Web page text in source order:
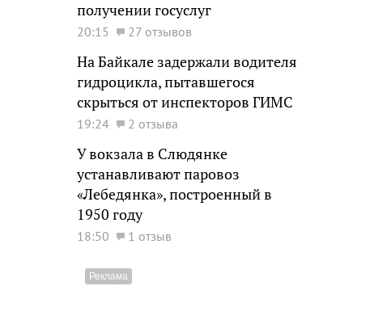
получении госуслуг
20:15 27 отзывов
На Байкале задержали водителя
гидроцикла, пытавшегося
скрыться от инспекторов ГИМС
19:24 2 отзыва
У вокзала в Слюдянке
устанавливают паровоз
«Лебедянка», построенный в
1950 году
18:50 1 отзыв